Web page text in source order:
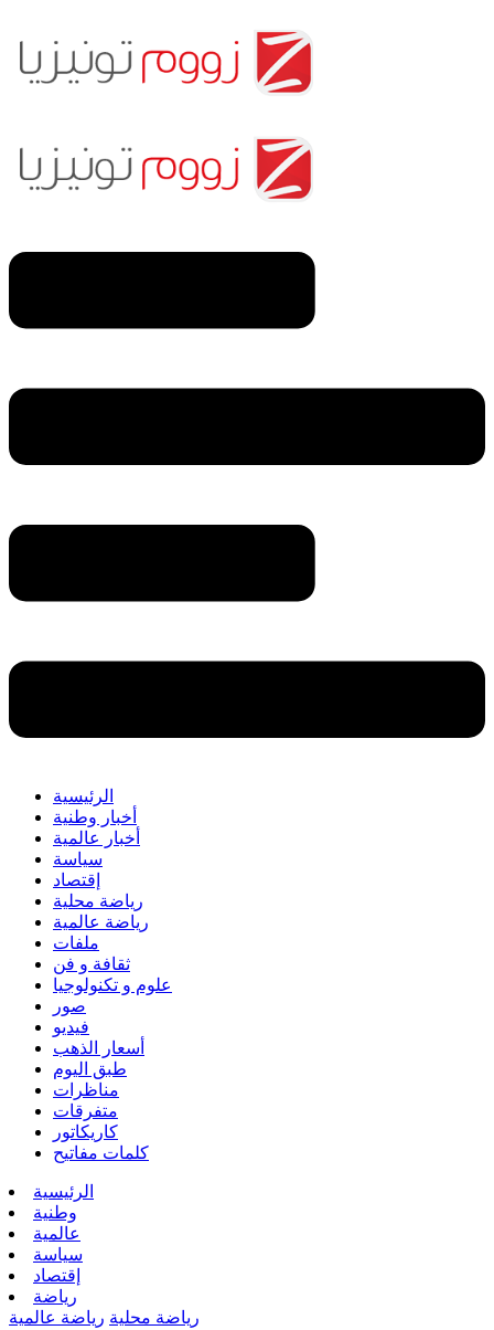
الرئيسية
أخبار وطنية
أخبار عالمية
سياسة
إقتصاد
رياضة محلية
رياضة عالمية
ملفات
ثقافة و فن
علوم و تكنولوجيا
صور
فيديو
أسعار الذهب
طبق اليوم
مناظرات
متفرقات
كاريكاتور
كلمات مفاتيح
الرئيسية
وطنية
عالمية
سياسة
إقتصاد
رياضة
رياضة محلية رياضة عالمية